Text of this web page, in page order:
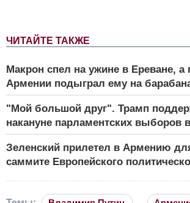
ЧИТАЙТЕ ТАКЖЕ
Макрон спел на ужине в Ереване, а
Армении подыграл ему на
"Мой большой друг". Трамп
накануне парламентских выборов
Зеленский прилетел в Армению
саммите Европейского